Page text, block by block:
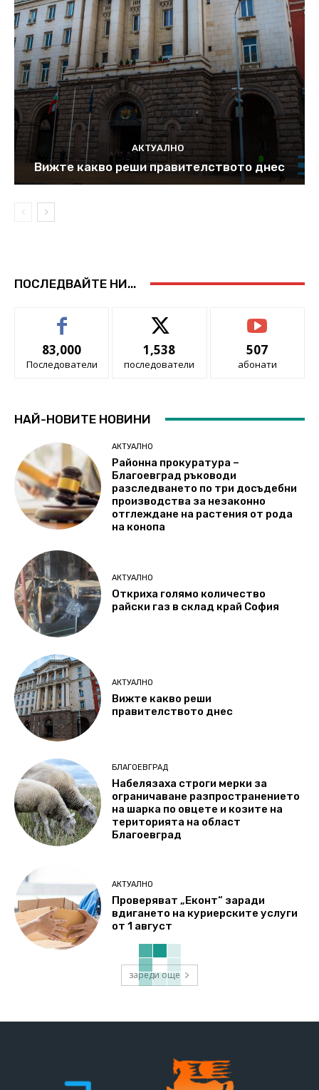
АКТУАЛНО
Вижте какво реши правителството днес
ПОСЛЕДВАЙТЕ НИ...
83,000
Последователи
1,538
последователи
507
абонати
НАЙ-НОВИТЕ НОВИНИ
АКТУАЛНО
Районна прокуратура –
Благоевград ръководи
разследването по три досъдебни
производства за незаконно
отглеждане на растения от рода
на конопа
АКТУАЛНО
Откриха голямо количество
райски газ в склад край София
АКТУАЛНО
Вижте какво реши
правителството днес
БЛАГОЕВГРАД
Набелязаха строги мерки за
ограничаване разпространението
на шарка по овцете и козите на
територията на област
Благоевград
АКТУАЛНО
Проверяват „Еконт“ заради
вдигането на куриерските услуги
от 1 август
зареди още